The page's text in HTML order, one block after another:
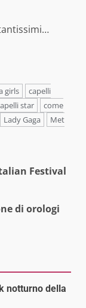
girls
capelli
star
come
Lady Gaga
Met
Festival
di orologi
notturno della